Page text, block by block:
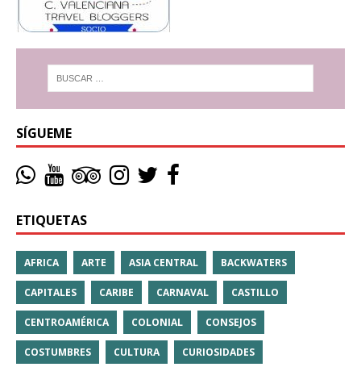
SÍGUEME
ETIQUETAS
AFRICA ARTE ASIA CENTRAL BACKWATERS
CAPITALES CARIBE CARNAVAL CASTILLO
CENTROAMÉRICA COLONIAL CONSEJOS
COSTUMBRES CULTURA CURIOSIDADES